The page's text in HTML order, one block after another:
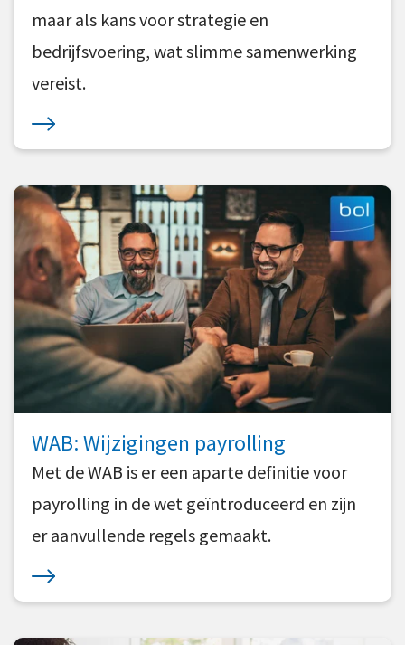
maar als kans voor strategie en
bedrijfsvoering, wat slimme samenwerking
vereist.
WAB: Wijzigingen payrolling
Met de WAB is er een aparte definitie voor
payrolling in de wet geïntroduceerd en zijn
er aanvullende regels gemaakt.